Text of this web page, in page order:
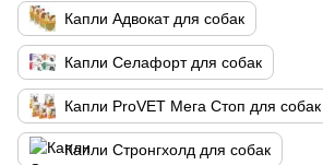
Капли Адвокат для собак
Капли Селафорт для собак
Капли ProVET Мега Стоп для собак
Капли Стронгхолд для собак